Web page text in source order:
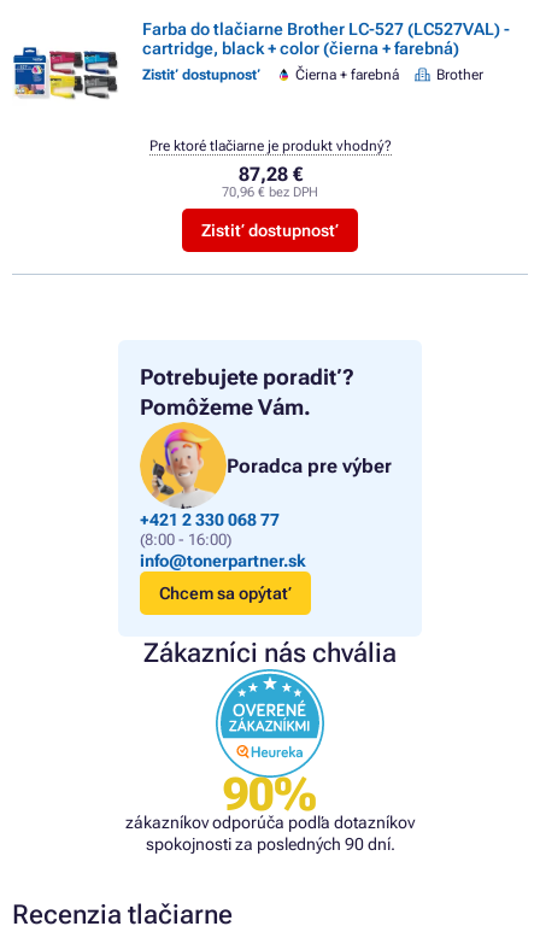
Potrebujete poradiť?
Pomôžeme Vám.
Poradca pre výber
+421 2 330 068 77
(8:00 - 16:00)
info@tonerpartner.sk
Chcem sa opýtať
Zákazníci nás chvália
90%
zákazníkov odporúča podľa dotazníkov
spokojnosti za posledných 90 dní.
Farba do tlačiarne Brother LC-527 (LC527VAL) -
cartridge, black + color (čierna + farebná)
Zistiť dostupnosť Čierna + farebná Brother
87,28 €
70,96 € bez DPH
Zistiť dostupnosť
Pre ktoré tlačiarne je produkt vhodný?
Recenzia tlačiarne